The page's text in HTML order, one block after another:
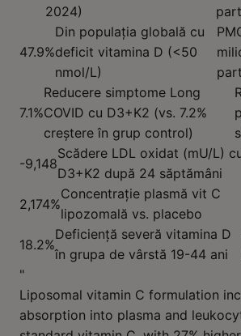
2024)
47.9%
Din populația globală cu
deficit vitamina D (<50
nmol/L)
7.1%
Reducere simptome Long
COVID cu D3+K2 (vs. 7.2%
creștere în grup control)
-9,148
Scădere LDL oxidat (mU/L)
D3+K2 după 24 săptămâni
2,174%
Concentrație plasmă vit C
lipozomală vs. placebo
18.2%
Deficiență severă vitamina D
în grupa de vârstă 19-44 ani
"
Liposomal vitamin C formulation
absorption into plasma and